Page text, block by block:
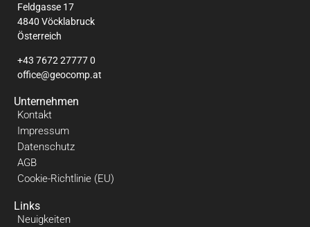
Feldgasse 17
4840 Vöcklabruck
Österreich
+43 7672 27777 0
office@geocomp.at
Unternehmen
Kontakt
Impressum
Datenschutz
AGB
Cookie-Richtlinie (EU)
Links
Neuigkeiten